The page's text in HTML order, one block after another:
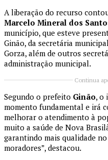
A liberação do recurso
Marcelo Mineral dos
município, que esteve
Ginão, da secretária
Gorza, além de outros
administração municipal.
Continua
Segundo o prefeito Ginão, o
momento fundamental e irá
melhorar o atendimento à
muito a saúde de Nova
garantindo mais qualidade
moradores”, destacou.